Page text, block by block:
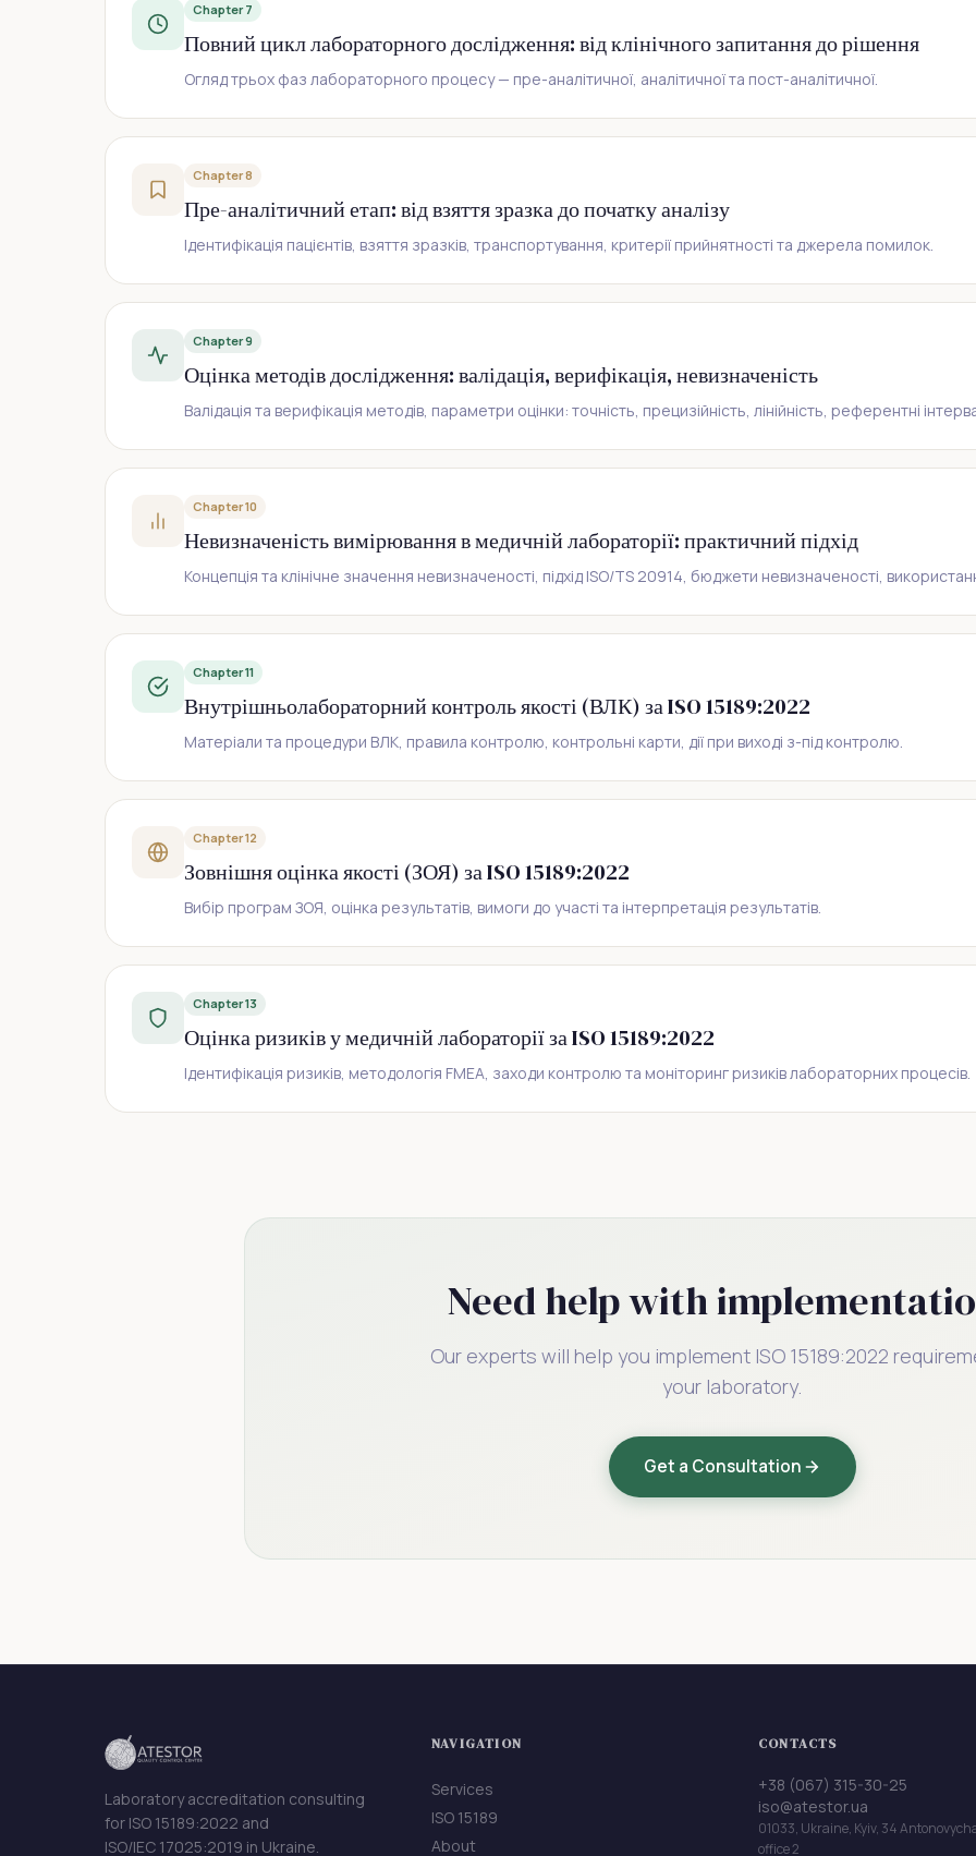
Chapter 7
Повний цикл лабораторного дослідження: від клінічного запитання до рішення
Огляд трьох фаз лабораторного процесу — пре-аналітичної, аналітичної та пост-аналітичної.
Chapter 8
Пре-аналітичний етап: від взяття зразка до початку аналізу
Ідентифікація пацієнтів, взяття зразків, транспортування, критерії прийнятності та джерела помилок.
Chapter 9
Оцінка методів дослідження: валідація, верифікація, невизначеність
Валідація та верифікація методів, параметри оцінки: точність, прецизійність, лінійність, референтні
Chapter 10
Невизначеність вимірювання в медичній лабораторії: практичний підхід
Концепція та клінічне значення невизначеності, підхід ISO/TS 20914, бюджети невизначеності,
Chapter 11
Внутрішньолабораторний контроль якості (ВЛК) за ISO 15189:2022
Матеріали та процедури ВЛК, правила контролю, контрольні карти, дії при виході з-під контролю.
Chapter 12
Зовнішня оцінка якості (ЗОЯ) за ISO 15189:2022
Вибір програм ЗОЯ, оцінка результатів, вимоги до участі та інтерпретація результатів.
Chapter 13
Оцінка ризиків у медичній лабораторії за ISO 15189:2022
Ідентифікація ризиків, методологія FMEA, заходи контролю та моніторинг ризиків лабораторних процесів.
Need help with
Our experts will help you implement ISO 15189:2022
your laboratory.
Get a Consultation
Laboratory accreditation consulting
for ISO 15189:2022 and
ISO/IEC 17025:2019 in Ukraine.
NAVIGATION
Services
ISO 15189
About
CONTACTS
+38 (067) 315-30-25
iso@atestor.ua
01033, Ukraine, Kyiv, 34
office 2